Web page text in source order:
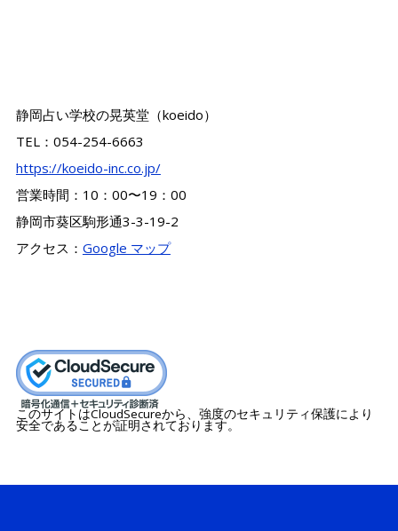
静岡占い学校の晃英堂（koeido）
TEL：054-254-6663
https://koeido-inc.co.jp/
営業時間：10：00〜19：00
静岡市葵区駒形通3-3-19-2
アクセス： Google マップ
このサイトはCloudSecureから、強度のセキュリティ保護により
安全であることが証明されております。